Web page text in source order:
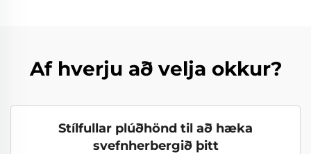
Af hverju að velja okkur?
Stílfullar plúðhönd til að hæka
svefnherbergið þitt